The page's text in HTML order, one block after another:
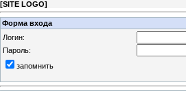
[SITE LOGO]
Форма входа
Логин:
Пароль:
запомнить